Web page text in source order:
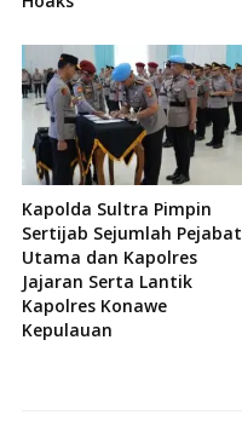
Kapolda Sultra Pimpin
Sertijab Sejumlah Pejabat
Utama dan Kapolres
Jajaran Serta Lantik
Kapolres Konawe
Kepulauan